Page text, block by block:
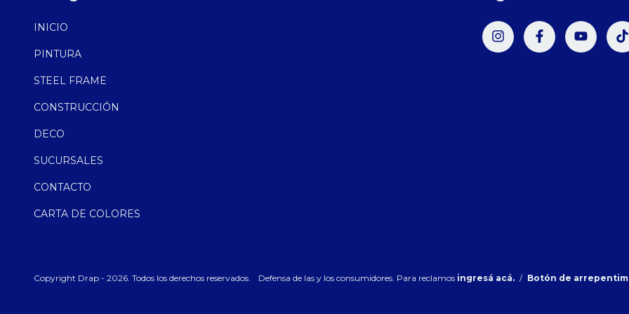
INICIO
PINTURA
STEEL FRAME
CONSTRUCCIÓN
DECO
SUCURSALES
CONTACTO
CARTA DE COLORES
Copyright Drap - 2026. Todos los derechos reservados. Defensa de las y los consumidores. Para reclamos ingresá acá. / Botón de